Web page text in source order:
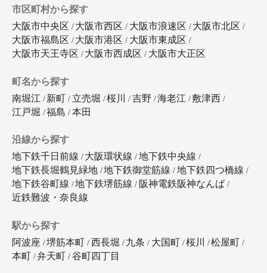
市区町村から探す
大阪市中央区
大阪市西区 大阪市浪速区
大阪市北区
大阪市福島区
大阪市港区
大阪市東成区
大阪市天王寺区
大阪市西成区 大阪市大正区
町名から探す
南堀江
新町 立売堀 桜川 吉野 海老江
敷津西
江戸堀
福島 本田
沿線から探す
地下鉄千日前線
大阪環状線 地下鉄中央線
地下鉄長堀鶴見緑地
地下鉄御堂筋線 地下鉄四つ橋線
地下鉄谷町線
地下鉄堺筋線 阪神電鉄阪神なんば
近鉄難波・奈良線
駅から探す
阿波座
堺筋本町 西長堀 九条 大国町 桜川
松屋町
本町
弁天町 谷町四丁目